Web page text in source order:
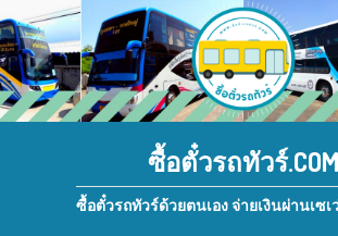
ซื้อตั๋วรถทัวร์.COM
ซื้อตั๋วรถทัวร์ด้วยตนเอง จ่ายเงินผ่านเซ